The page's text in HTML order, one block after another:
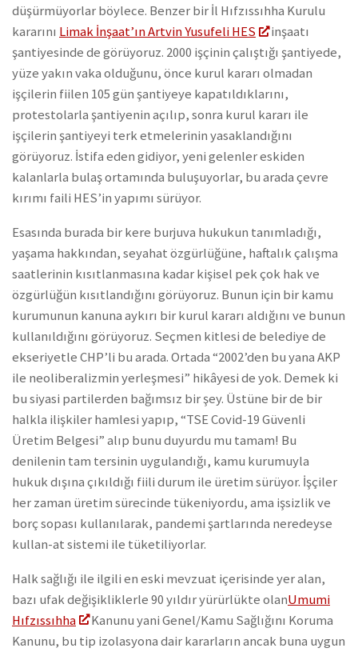
düşürmüyorlar böylece. Benzer bir İl Hıfzıssıhha Kurulu
kararını Limak İnşaat’ın Artvin Yusufeli HES
inşaatı
şantiyesinde de görüyoruz. 2000 işçinin çalıştığı şantiyede,
yüze yakın vaka olduğunu, önce kurul kararı olmadan
işçilerin fiilen 105 gün şantiyeye kapatıldıklarını,
protestolarla şantiyenin açılıp, sonra kurul kararı ile
işçilerin şantiyeyi terk etmelerinin yasaklandığını
görüyoruz. İstifa eden gidiyor, yeni gelenler eskiden
kalanlarla bulaş ortamında buluşuyorlar, bu arada çevre
kırımı faili HES’in yapımı sürüyor.
Esasında burada bir kere burjuva hukukun tanımladığı,
yaşama hakkından, seyahat özgürlüğüne, haftalık çalışma
saatlerinin kısıtlanmasına kadar kişisel pek çok hak ve
özgürlüğün kısıtlandığını görüyoruz. Bunun için bir kamu
kurumunun kanuna aykırı bir kurul kararı aldığını ve bunun
kullanıldığını görüyoruz. Seçmen kitlesi de belediye de
ekseriyetle CHP’li bu arada. Ortada “2002’den bu yana AKP
ile neoliberalizmin yerleşmesi” hikâyesi de yok. Demek ki
bu siyasi partilerden bağımsız bir şey. Üstüne bir de bir
halkla ilişkiler hamlesi yapıp, “TSE Covid-19 Güvenli
Üretim Belgesi” alıp bunu duyurdu mu tamam! Bu
denilenin tam tersinin uygulandığı, kamu kurumuyla
hukuk dışına çıkıldığı fiili durum ile üretim sürüyor. İşçiler
her zaman üretim sürecinde tükeniyordu, ama işsizlik ve
borç sopası kullanılarak, pandemi şartlarında neredeyse
kullan-at sistemi ile tüketiliyorlar.
Halk sağlığı ile ilgili en eski mevzuat içerisinde yer alan,
bazı ufak değişikliklerle 90 yıldır yürürlükte olanUmumi
Hıfzıssıhha
Kanunu yani Genel/Kamu Sağlığını Koruma
Kanunu, bu tip izolasyona dair kararların ancak buna uygun